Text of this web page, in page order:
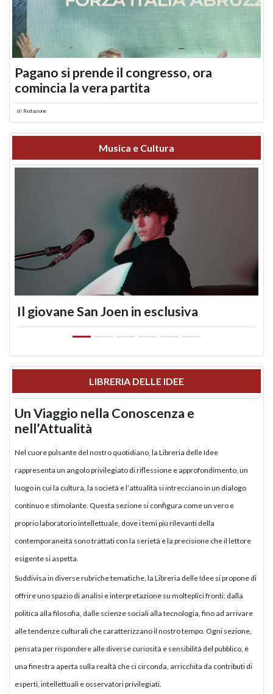
Pagano si prende il congresso, ora
comincia la vera partita
di Redazione
Musica e Cultura
Il giovane San Joen in esclusiva
LIBRERIA DELLE IDEE
Un Viaggio nella Conoscenza e
nell’Attualità
Nel cuore pulsante del nostro quotidiano, la Libreria delle Idee
rappresenta un angolo privilegiato di riflessione e approfondimento, un
luogo in cui la cultura, la società e l’attualità si intrecciano in un dialogo
continuo e stimolante. Questa sezione si configura come un vero e
proprio laboratorio intellettuale, dove i temi più rilevanti della
contemporaneità sono trattati con la serietà e la precisione che il lettore
esigente si aspetta.
Suddivisa in diverse rubriche tematiche, la Libreria delle Idee si propone di
offrire uno spazio di analisi e interpretazione su molteplici fronti: dalla
politica alla filosofia, dalle scienze sociali alla tecnologia, fino ad arrivare
alle tendenze culturali che caratterizzano il nostro tempo. Ogni sezione,
pensata per rispondere alle diverse curiosità e sensibilità del pubblico, è
una finestra aperta sulla realtà che ci circonda, arricchita da contributi di
esperti, intellettuali e osservatori privilegiati.